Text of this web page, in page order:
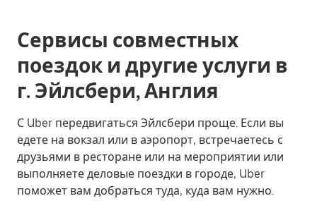
Сервисы совместных
поездок и другие услуги в
г. Эйлсбери, Англия
С Uber передвигаться Эйлсбери проще. Если вы
едете на вокзал или в аэропорт, встречаетесь с
друзьями в ресторане или на мероприятии или
выполняете деловые поездки в городе, Uber
поможет вам добраться туда, куда вам нужно.